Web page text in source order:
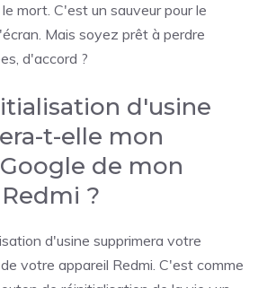
mort. C'est un sauveur pour le
Mais soyez prêt à perdre
d'accord ?
d'usine
t-elle mon
de mon
?
d'usine supprimera votre
votre appareil Redmi. C'est comme